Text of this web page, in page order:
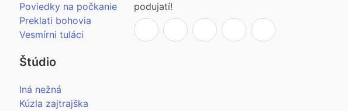
Poviedky na počkanie
Preklati bohovia
Vesmírni tuláci
Štúdio
Iná nežná
Kúzla zajtrajška
podujatí!